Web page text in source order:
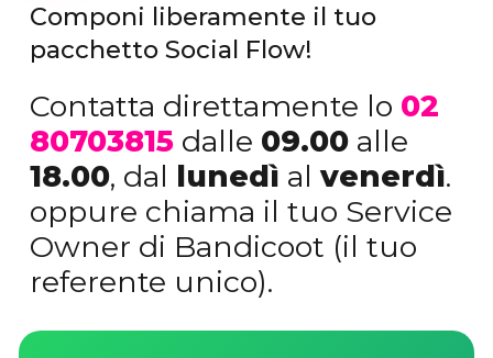
Componi liberamente il tuo
pacchetto Social Flow!
Contatta direttamente lo 02
80703815dalle 09.00alle
18.00, dal lunedì alvenerdì.
oppure chiama il tuo Service
Owner di Bandicoot (il tuo
referente unico).